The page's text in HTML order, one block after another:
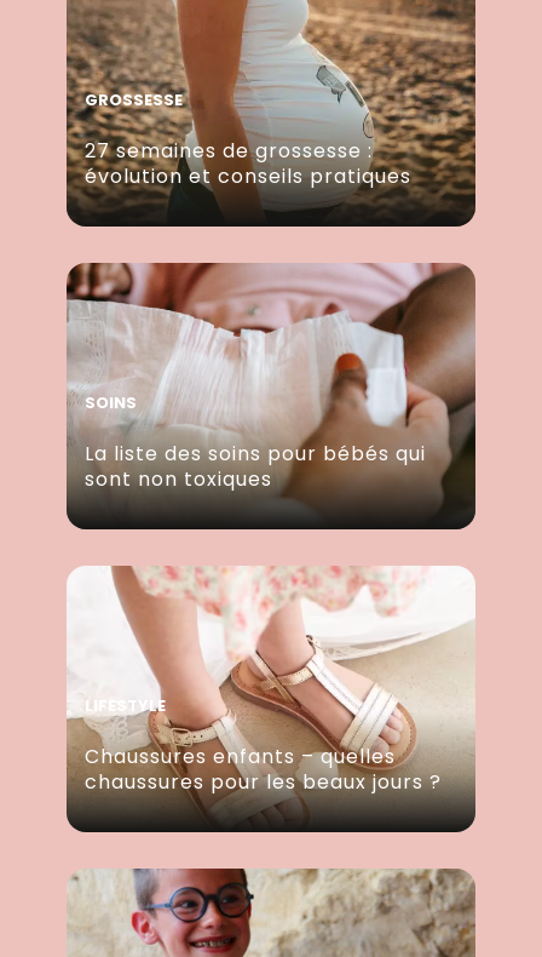
GROSSESSE
27 semaines de grossesse :
évolution et conseils pratiques
SOINS
La liste des soins pour bébés qui
sont non toxiques
LIFESTYLE
Chaussures enfants – quelles
chaussures pour les beaux jours ?